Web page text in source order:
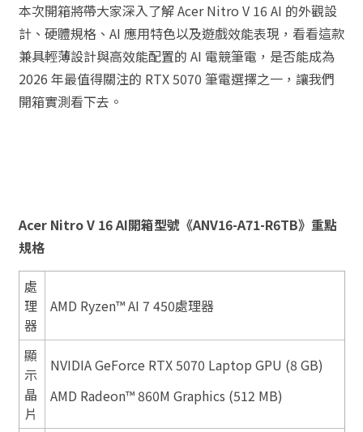
本次開箱將帶大家深入了解 Acer Nitro V 16 AI 的外觀設
計、硬體規格、AI 應用特色以及遊戲效能表現，看看這款
兼具輕薄設計與高效能配置的 AI 電競筆電，是否能成為
2026 年最值得關注的 RTX 5070 筆電選擇之一，讓我們
開箱實測看下去。
Acer Nitro V 16 AI開箱型號《ANV16-A71-R6TB》重點
規格
處
理
器
AMD Ryzen™ AI 7 450處理器
顯
示
晶
片
NVIDIA GeForce RTX 5070 Laptop GPU (8 GB)
AMD Radeon™ 860M Graphics (512 MB)